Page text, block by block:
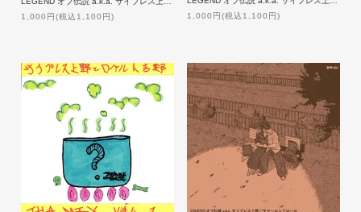
1,000円(税込1,100円)
1,000円(税込1,100円)